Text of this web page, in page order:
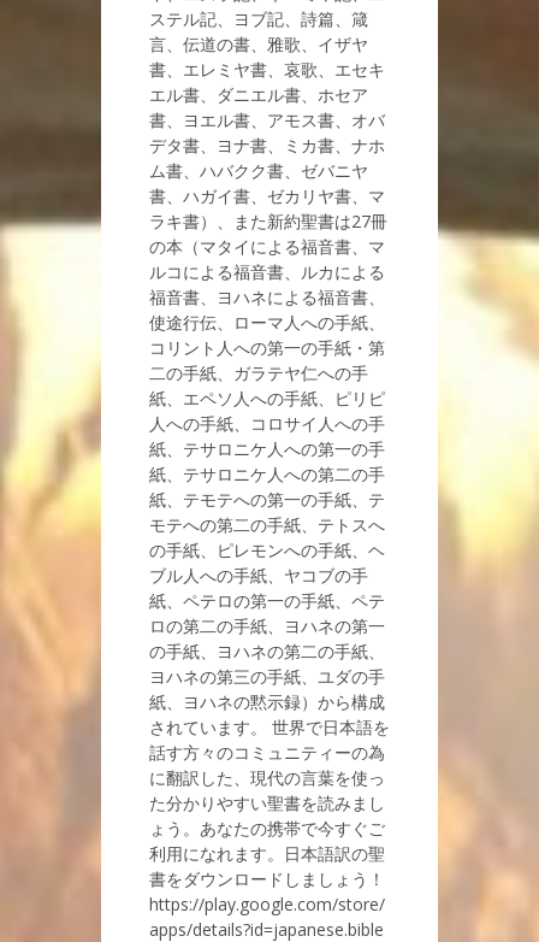
ステル記、ヨブ記、詩篇、箴
言、伝道の書、雅歌、イザヤ
書、エレミヤ書、哀歌、エセキ
エル書、ダニエル書、ホセア
書、ヨエル書、アモス書、オバ
デタ書、ヨナ書、ミカ書、ナホ
ム書、ハバクク書、ゼバニヤ
書、ハガイ書、ゼカリヤ書、マ
ラキ書）、また新約聖書は27冊
の本（マタイによる福音書、マ
ルコによる福音書、ルカによる
福音書、ヨハネによる福音書、
使途行伝、ローマ人への手紙、
コリント人への第一の手紙・第
二の手紙、ガラテヤ仁への手
紙、エペソ人への手紙、ピリピ
人への手紙、コロサイ人への手
紙、テサロニケ人への第一の手
紙、テサロニケ人への第二の手
紙、テモテへの第一の手紙、テ
モテへの第二の手紙、テトスへ
の手紙、ピレモンへの手紙、ヘ
ブル人への手紙、ヤコブの手
紙、ペテロの第一の手紙、ペテ
ロの第二の手紙、ヨハネの第一
の手紙、ヨハネの第二の手紙、
ヨハネの第三の手紙、ユダの手
紙、ヨハネの黙示録）から構成
されています。 世界で日本語を
話す方々のコミュニティーの為
に翻訳した、現代の言葉を使っ
た分かりやすい聖書を読みまし
ょう。あなたの携帯で今すぐご
利用になれます。日本語訳の聖
書をダウンロードしましょう！
https://play.google.com/store/
apps/details?id=japanese.bible